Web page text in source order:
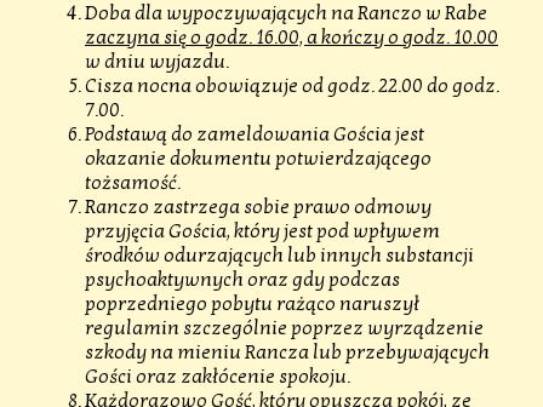
Doba dla wypoczywających na Ranczo w Rabe
zaczyna się o godz. 16.00, a kończy o godz. 10.00
w dniu wyjazdu.
Cisza nocna obowiązuje od godz. 22.00 do godz.
7.00.
Podstawą do zameldowania Gościa jest
okazanie dokumentu potwierdzającego
tożsamość.
Ranczo zastrzega sobie prawo odmowy
przyjęcia Gościa, który jest pod wpływem
środków odurzających lub innych substancji
psychoaktywnych oraz gdy podczas
poprzedniego pobytu rażąco naruszył
regulamin szczególnie poprzez wyrządzenie
szkody na mieniu Rancza lub przebywających
Gości oraz zakłócenie spokoju.
Każdorazowo Gość, który opuszcza pokój, ze